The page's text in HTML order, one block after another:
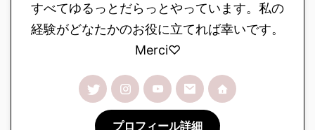
すべてゆるっとだらっとやっています。私の
経験がどなたかのお役に立てれば幸いです。
Merci♡
プロフィール詳細